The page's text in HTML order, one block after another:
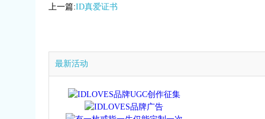
上一篇:ID真爱证书
最新活动